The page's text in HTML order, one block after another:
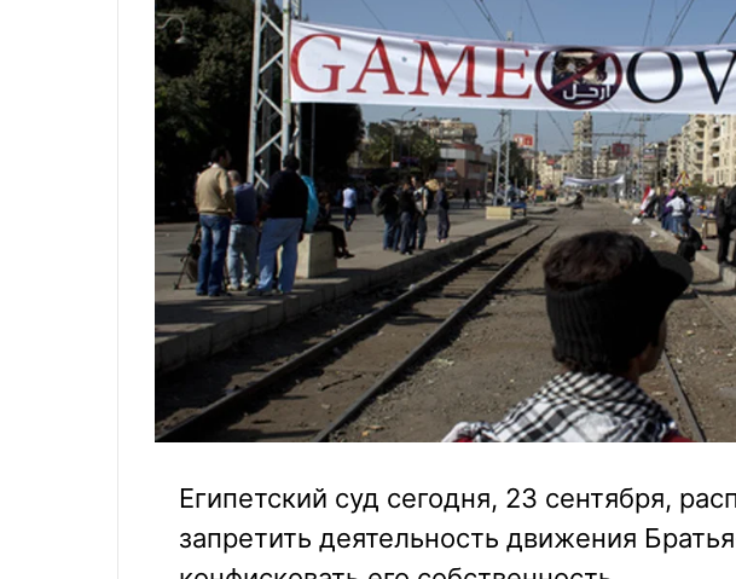
Египетский суд сегодня, 23 сентября,
запретить деятельность движения